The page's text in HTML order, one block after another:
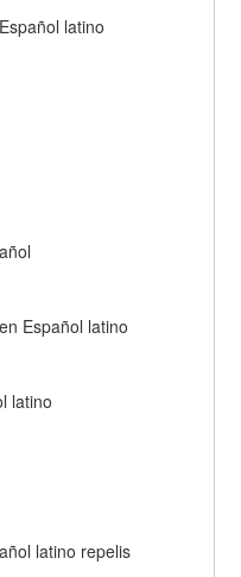
latino
Español latino
latino
latino repelis